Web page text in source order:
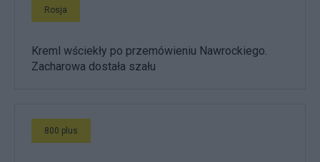
Rosja
Kreml wściekły po przemówieniu Nawrockiego.
Zacharowa dostała szału
800 plus